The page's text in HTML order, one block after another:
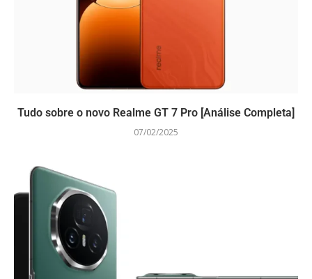
Tudo sobre o novo Realme GT 7 Pro [Análise Completa]
07/02/2025